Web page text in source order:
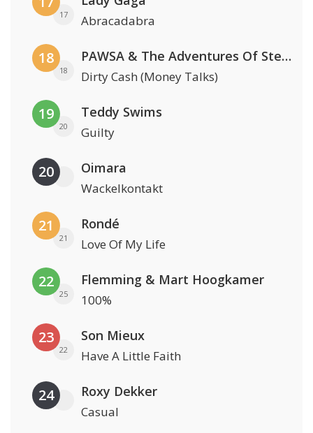
17 Abracadabra
18
18
PAWSA & The Adventures Of Stevie V
Dirty Cash (Money Talks)
19
20
Teddy Swims
Guilty
20 Oimara
Wackelkontakt
21
21
Rondé
Love Of My Life
22
25
Flemming & Mart Hoogkamer
100%
23
22
Son Mieux
Have A Little Faith
24 Roxy Dekker
Casual